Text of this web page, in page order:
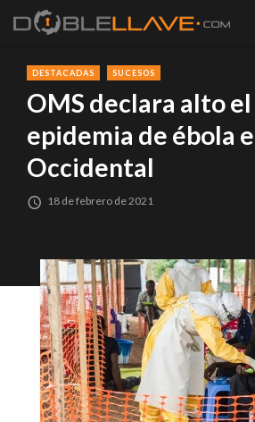
DESTACADAS SUCESOS
OMS declara alto
epidemia de ébola
Occidental
18 de febrero de 2021